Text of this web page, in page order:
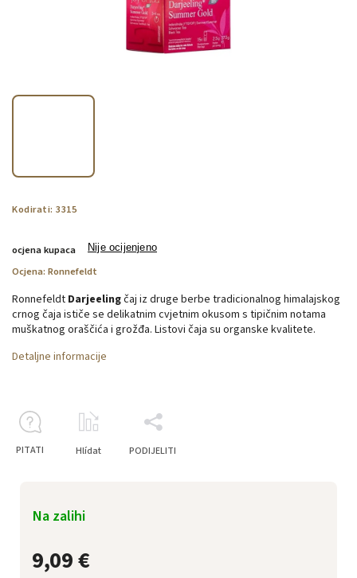
Kodirati: 3315
ocjena kupaca Nije ocijenjeno
Ocjena: Ronnefeldt
9,09 €
Na zalihi
Ronnefeldt Darjeelingčaj iz druge berbe tradicionalnog himalajskog
crnog čaja ističe se delikatnim cvjetnim okusom s tipičnim notama
muškatnog oraščića i grožđa. Listovi čaja su organske kvalitete.
Detaljne informacije
PITATI Hlídat PODIJELITI